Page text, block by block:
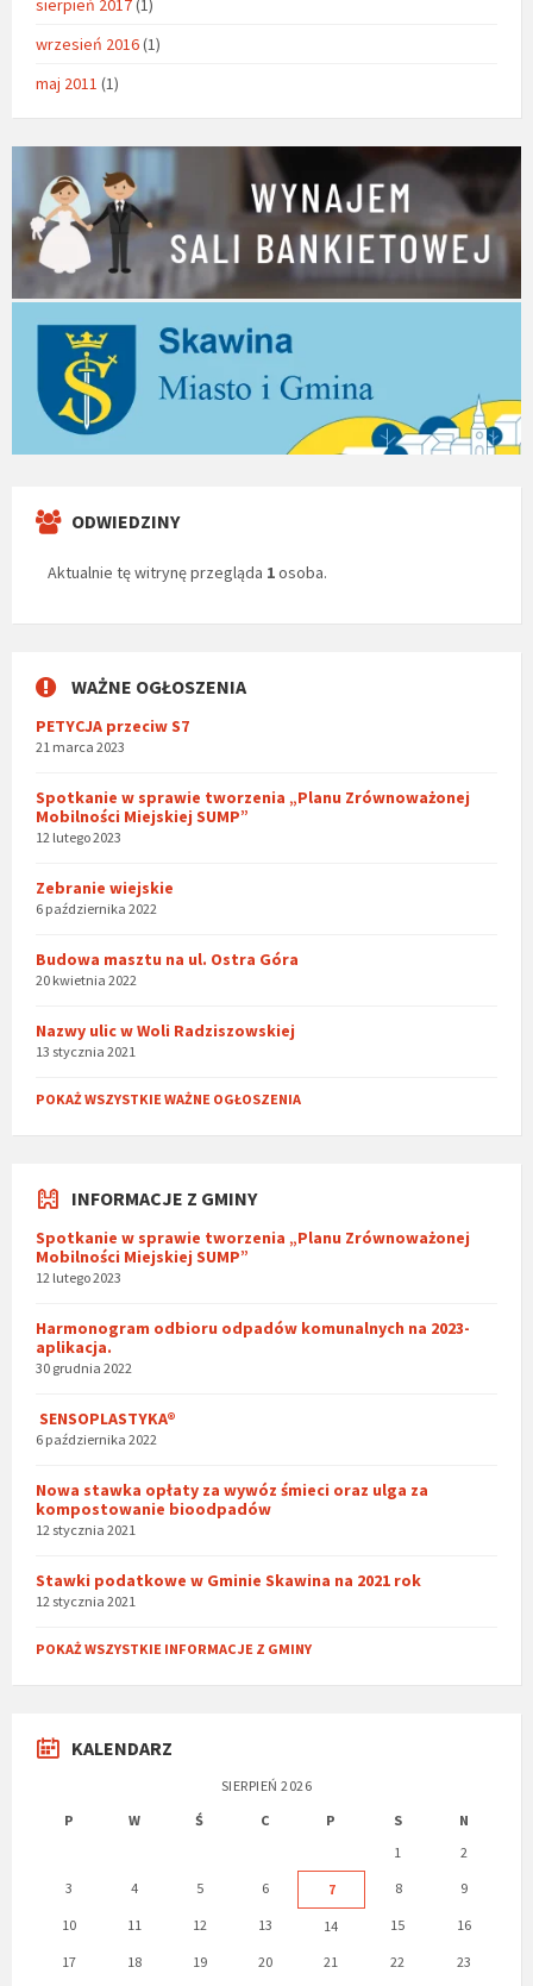
sierpień 2017(1)
wrzesień 2016(1)
maj 2011 (1)
ODWIEDZINY
Aktualnie tę witrynę przegląda 1osoba.
WAŻNE OGŁOSZENIA
PETYCJA przeciw S7
21 marca 2023
Spotkanie w sprawie tworzenia „Planu Zrównoważonej
Mobilności Miejskiej SUMP”
12 lutego 2023
Zebranie wiejskie
6 października 2022
Budowa masztu na ul. Ostra Góra
20 kwietnia 2022
Nazwy ulic w Woli Radziszowskiej
13 stycznia 2021
POKAŻ WSZYSTKIE WAŻNE OGŁOSZENIA
INFORMACJE Z GMINY
Spotkanie w sprawie tworzenia „Planu Zrównoważonej
Mobilności Miejskiej SUMP”
12 lutego 2023
Harmonogram odbioru odpadów komunalnych na 2023-
aplikacja.
30 grudnia 2022
SENSOPLASTYKA®
6 października 2022
Nowa stawka opłaty za wywóz śmieci oraz ulga za
kompostowanie bioodpadów
12 stycznia 2021
Stawki podatkowe w Gminie Skawina na 2021 rok
12 stycznia 2021
POKAŻ WSZYSTKIE INFORMACJE Z GMINY
KALENDARZ
SIERPIEŃ 2026
P
W Ś C P S
N
1
2
3
4 5 6 7 8 9
10 11 12 13 14 15 16
17 18 19 20 21 22
23